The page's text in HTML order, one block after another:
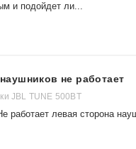
и подойдет ли...
не работает
JBL TUNE 500BT
работает левая сторона